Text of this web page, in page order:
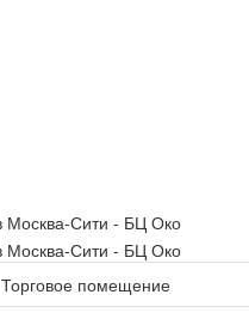
Торговое помещение